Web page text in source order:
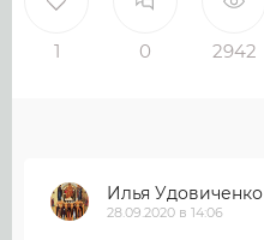
1 0 2942
Илья Удовиченко
28.09.2020 в 14:06